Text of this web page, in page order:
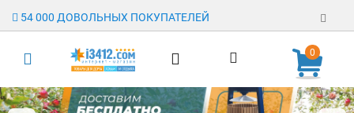
54 000 ДОВОЛЬНЫХ ПОКУПАТЕЛЕЙ
Регистрация
Авторизация
0